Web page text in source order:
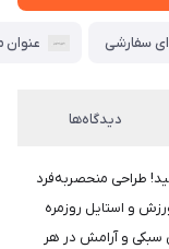
سفارشی عنوان
دیدگاه‌ها
کنید! طراحی منحصربه‌فرد
و استایل روزمره
سبکی و آرامش در هر